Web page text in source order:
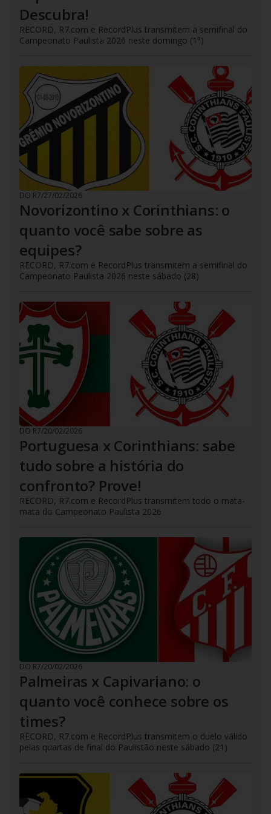
Descubra!
RECORD, R7.com e RecordPlus transmitem a semifinal do
Campeonato Paulista 2026 neste domingo (1°)
DO R7/27/02/2026
Novorizontino x Corinthians: o
quanto você sabe sobre as
equipes?
RECORD, R7.com e RecordPlus transmitem a semifinal do
Campeonato Paulista 2026 neste sábado (28)
DO R7/20/02/2026
Portuguesa x Corinthians: sabe
tudo sobre a história do
confronto? Prove!
RECORD, R7.com e RecordPlus transmitem todo o mata-
mata do Campeonato Paulista 2026
DO R7/20/02/2026
Palmeiras x Capivariano: o
quanto você conhece sobre os
times?
RECORD, R7.com e RecordPlus transmitem o duelo válido
pelas quartas de final do Paulistão neste sábado (21)